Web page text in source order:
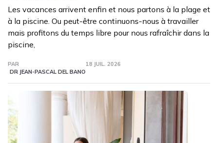
Les vacances arrivent enfin et nous partons à la plage et
à la piscine. Ou peut-être continuons-nous à travailler
mais profitons du temps libre pour nous rafraîchir dans la
piscine,
PAR
DR JEAN-PASCAL DEL BANO
18 JUIL. 2026